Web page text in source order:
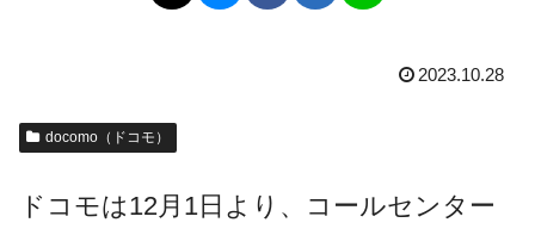
2023.10.28
docomo（ドコモ）
ドコモは12月1日より、コールセンター